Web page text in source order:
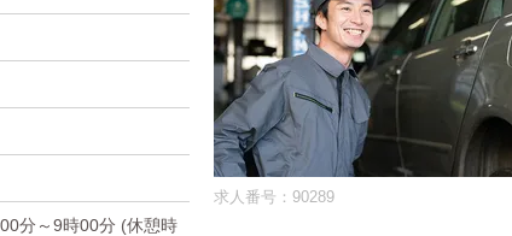
求人番号：90289
分～9時00分 (休憩時